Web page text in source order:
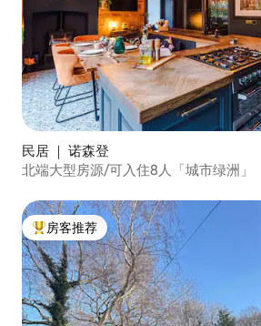
民居 ｜ 诺森登
北端大型房源/可入住8人「城市绿洲」
热门「房客推荐」
房客推荐